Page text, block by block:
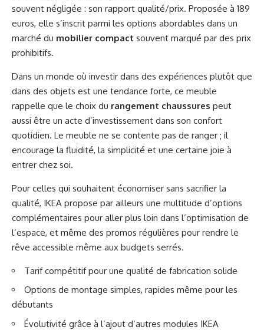
souvent négligée : son rapport qualité/prix. Proposée à 189
euros, elle s’inscrit parmi les options abordables dans un
marché du mobilier compact souvent marqué par des prix
prohibitifs.
Dans un monde où investir dans des expériences plutôt que
dans des objets est une tendance forte, ce meuble
rappelle que le choix du rangement chaussures peut
aussi être un acte d’investissement dans son confort
quotidien. Le meuble ne se contente pas de ranger ; il
encourage la fluidité, la simplicité et une certaine joie à
entrer chez soi.
Pour celles qui souhaitent économiser sans sacrifier la
qualité, IKEA propose par ailleurs une multitude d’options
complémentaires pour aller plus loin dans l’optimisation de
l’espace, et même des promos régulières pour rendre le
rêve accessible même aux budgets serrés.
Tarif compétitif pour une qualité de fabrication solide
Options de montage simples, rapides même pour les
débutants
Évolutivité grâce à l’ajout d’autres modules IKEA